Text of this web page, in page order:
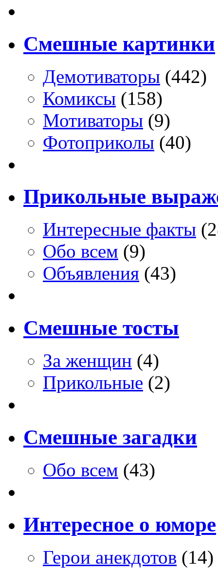
Смешные картинки
Демотиваторы (442)
Комиксы (158)
Мотиваторы (9)
Фотоприколы (40)
Прикольные
Интересные факты
Обо всем (9)
Объявления (43)
Смешные тосты
За женщин (4)
Прикольные (2)
Смешные загадки
Обо всем (43)
Интересное о юморе
Герои анекдотов (14)